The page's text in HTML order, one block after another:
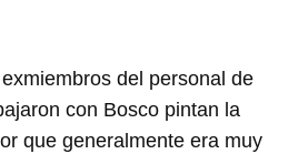
del personal de
con Bosco pintan la
que generalmente era muy